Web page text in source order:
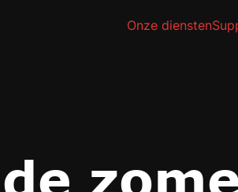
Onze diensten